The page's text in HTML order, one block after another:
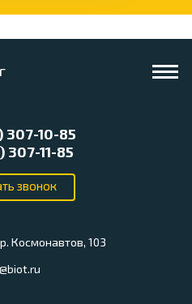
307-10-85
307-11-85
Космонавтов, 103